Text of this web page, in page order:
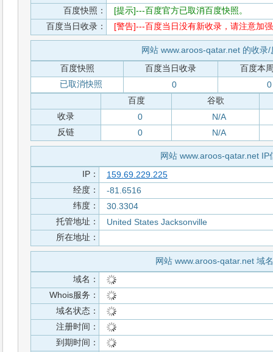
百度快照：
[提示]---百度官方已取消百度快照。
百度当日收录：
[警告]---百度当日没有新收录，请注意加
网站 www.aroos-qatar.net 的收录/
百度快照
百度当日收录
百度本
已取消快照
0
0
百度
谷歌
收录
0
N/A
反链
0 N/A
网站 www.aroos-qatar.net IP
IP：
159.69.229.225
经度：
-81.6516
纬度：
30.3304
托管地址：
United States Jacksonville
所在地址：
网站 www.aroos-qatar.net 域
域名：
Whois服务：
域名状态：
注册时间：
到期时间：